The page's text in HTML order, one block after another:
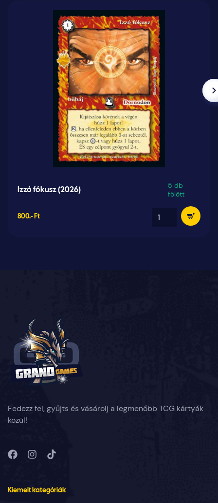
Izzó fókusz (2026)
5 db
fölött
800.- Ft
Fedezz fel, gyűjts és vásárolj a legmenőbb TCG kártyák
közül!
Kiemelt kategóriák